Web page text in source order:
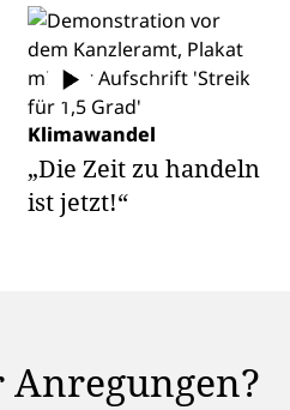
Klimawandel
„Die Zeit zu handeln
ist jetzt!“
Anregungen?